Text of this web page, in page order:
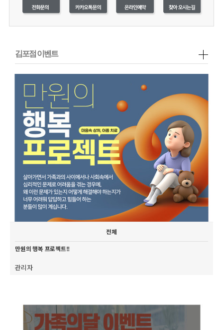
김포점 이벤트
전체
만원의 행복 프로젝트!!
관리자